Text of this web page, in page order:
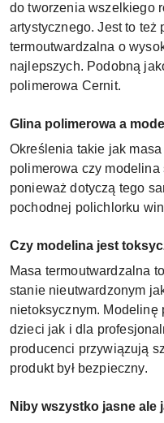
do tworzenia wszelkiego
artystycznego. Jest to też
termoutwardzalna o
najlepszych. Podobną
polimerowa Cernit.
Glina polimerowa a
Określenia takie jak
polimerowa czy
ponieważ dotyczą tego
pochodnej polichlorku
Czy modelina jest
Masa termoutwardzalna
stanie nieutwardzonym
nietoksycznym.
dzieci jak i dla
producenci przywiązują
produkt był bezpieczny.
Niby wszystko jasne ale